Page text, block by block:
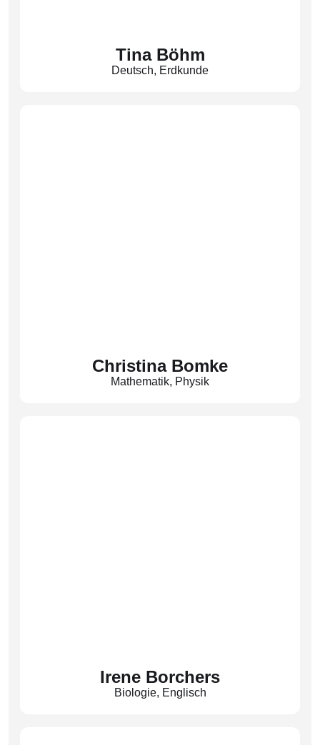
Tina Böhm
Deutsch, Erdkunde
Christina Bomke
Mathematik, Physik
Irene Borchers
Biologie, Englisch